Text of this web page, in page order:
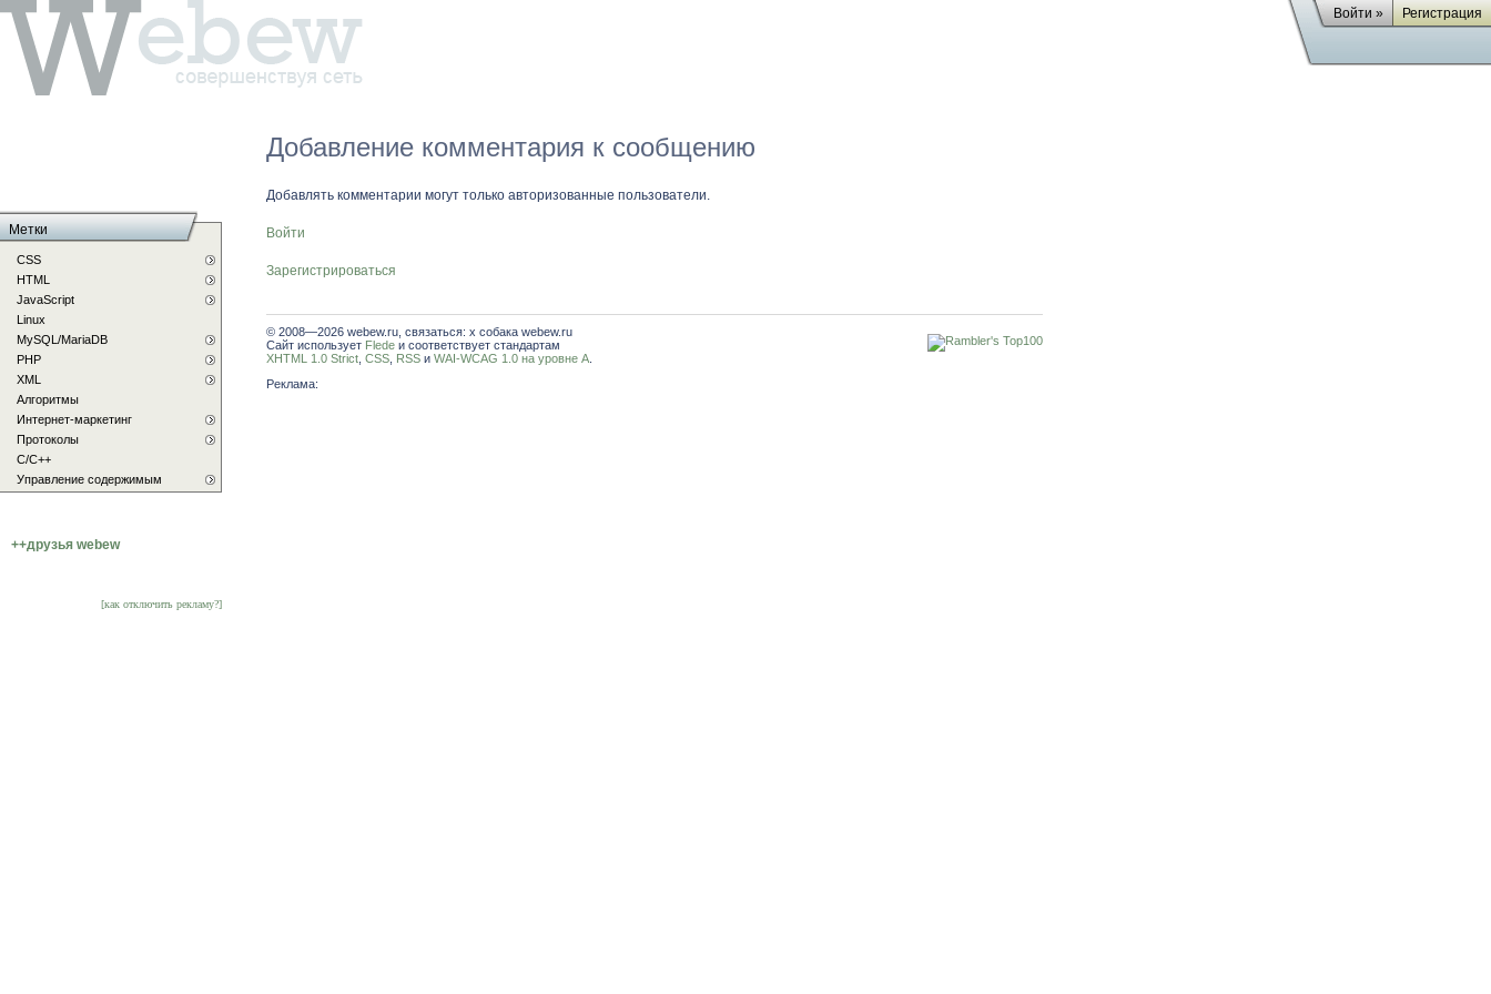
Войти » Регистрация
Добавление комментария к сообщению
Добавлять комментарии могут только авторизованные пользователи.
Войти
Зарегистрироваться
© 2008—2026 webew.ru, связаться: x собака webew.ru
Сайт использует Flede и соответствует стандартам
XHTML 1.0 Strict CSS RSS и WAI-WCAG 1.0 на уровне A
Реклама:
Метки
CSS
HTML
JavaScript
Linux
MySQL/MariaDB
PHP
XML
Алгоритмы
Интернет-маркетинг
Протоколы
С/C++
Управление содержимым
++друзья webew
[как отключить рекламу?]